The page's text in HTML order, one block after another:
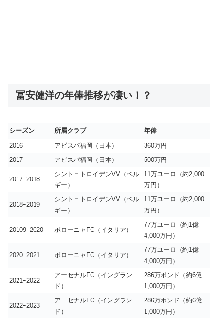
冨安健洋の年俸推移が凄い！？
シーズン 所属クラブ 年俸
2016 アビスパ福岡（日本）
360万円
2017
アビスパ福岡（日本） 500万円
2017ｰ2018
シント＝トロイデンVV（ベル
ギー）
11万ユーロ（約2,000
万円）
2018ｰ2019
シント＝トロイデンVV（ベル
ギー）
11万ユーロ（約2,000
万円）
20109ｰ2020 ボローニャFC（イタリア）
77万ユーロ（約1億
4,000万円）
2020ｰ2021 ボローニャFC（イタリア）
77万ユーロ（約1億
4,000万円）
2021ｰ2022
アーセナルFC（イングラン
ド）
286万ポンド（約6億
1,000万円）
2022ｰ2023
アーセナルFC（イングラン
ド）
286万ポンド（約6億
1,000万円）